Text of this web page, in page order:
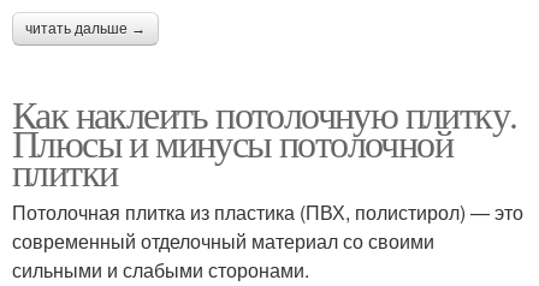
читать дальше →
Как наклеить потолочную плитку.
Плюсы и минусы потолочной
плитки
Потолочная плитка из пластика (ПВХ, полистирол) — это
современный отделочный материал со своими
сильными и слабыми сторонами.